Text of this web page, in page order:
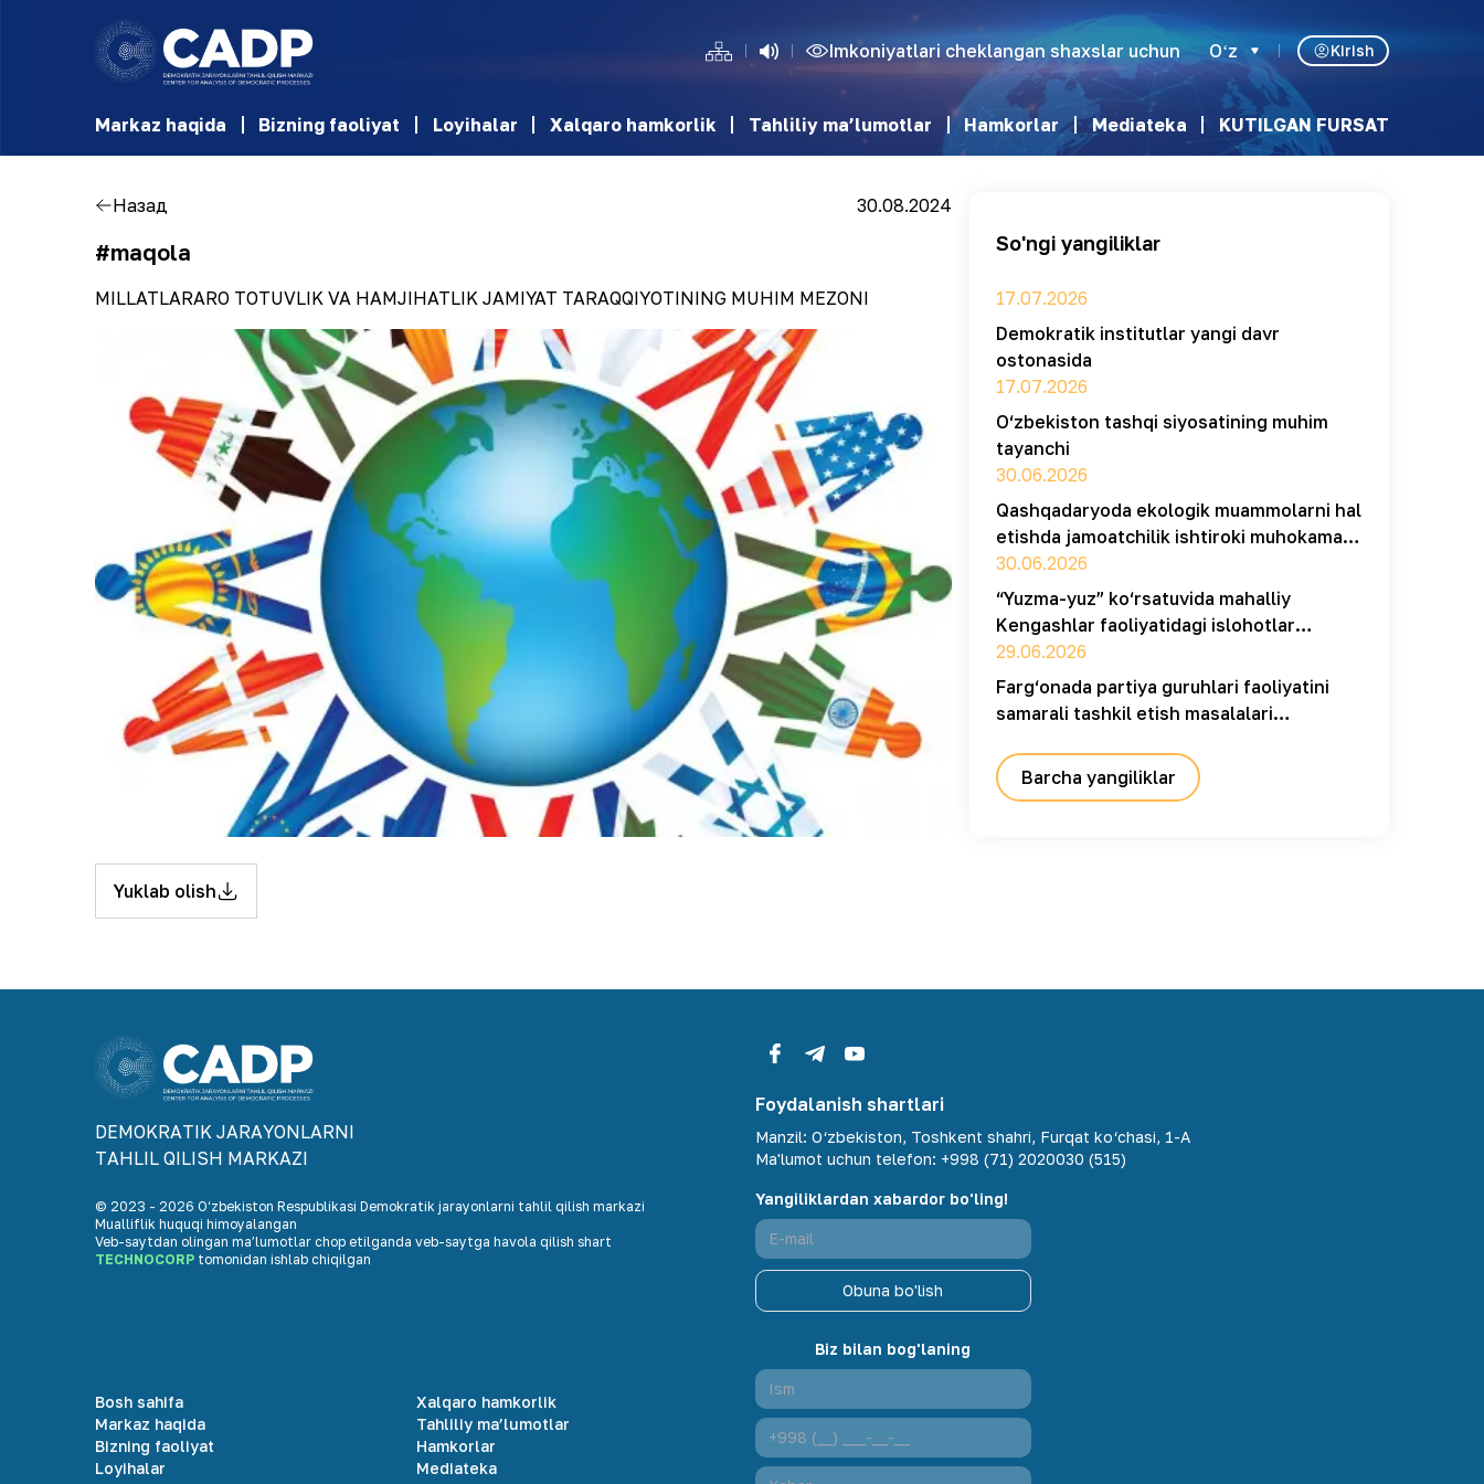
Imkoniyatlari cheklangan shaxslar uchun Oʻz Kirish
Markaz haqida Bizning faoliyat Loyihalar Xalqaro hamkorlik Tahliliy ma’lumotlar Hamkorlar Mediateka KUTILGAN FURSAT
Назад 30.08.2024
#maqola
MILLATLARARO TOTUVLIK VA HAMJIHATLIK JAMIYAT TARAQQIYOTINING MUHIM MEZONI
Yuklab olish
So'ngi yangiliklar
17.07.2026
Demokratik institutlar yangi davr
ostonasida
17.07.2026
O‘zbekiston tashqi siyosatining muhim
tayanchi
30.06.2026
Qashqadaryoda ekologik muammolarni hal
etishda jamoatchilik ishtiroki muhokama
qilindi
30.06.2026
“Yuzma-yuz” ko‘rsatuvida mahalliy
Kengashlar faoliyatidagi islohotlar
muhokama qilindi
29.06.2026
Farg‘onada partiya guruhlari faoliyatini
samarali tashkil etish masalalari
Barcha yangiliklar
DEMOKRАTIK JАRАYONLАRNI
TАHLIL QILISH MАRKАZI
© 2023 - 2026 O‘zbekiston Respublikasi Demokratik jarayonlarni tahlil qilish markazi
Mualliflik huquqi himoyalangan
Veb-saytdan olingan maʼlumotlar chop etilganda veb-saytga havola qilish shart
TECHNOCORP tomonidan ishlab chiqilgan
Foydalanish shartlari
Manzil: O‘zbekiston, Toshkent shahri, Furqat ko‘chasi, 1-A
Ma'lumot uchun telefon: +998 (71) 2020030 (515)
Yangiliklardan xabardor bo'ling!
Obuna bo'lish
Bosh sahifa
Markaz haqida
Bizning faoliyat
Loyihalar
Xalqaro hamkorlik
Tahliliy ma’lumotlar
Hamkorlar
Mediateka
Biz bilan bog'laning